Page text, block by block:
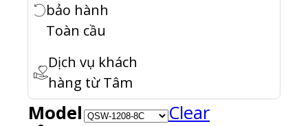
bảo hành
Toàn cầu
Dịch vụ khách
hàng từ Tâm
Model
Clear